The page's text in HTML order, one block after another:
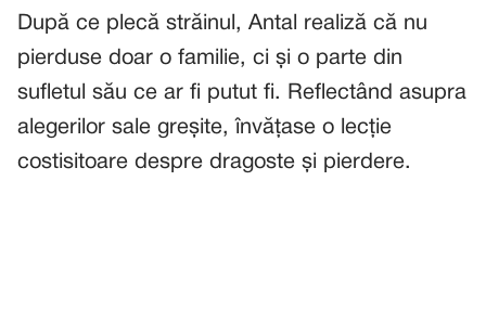
După ce plecă străinul, Antal realiză că nu
pierduse doar o familie, ci și o parte din
sufletul său ce ar fi putut fi. Reflectând asupra
alegerilor sale greșite, învățase o lecție
costisitoare despre dragoste și pierdere.